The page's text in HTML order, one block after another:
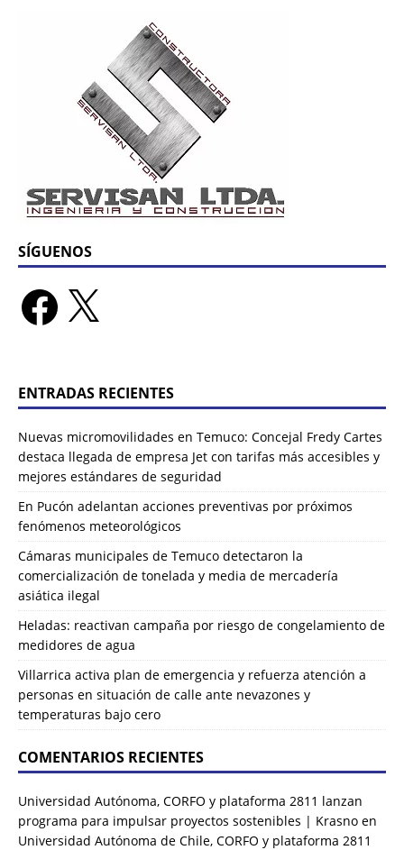
SÍGUENOS
ENTRADAS RECIENTES
Nuevas micromovilidades en Temuco: Concejal Fredy Cartes
destaca llegada de empresa Jet con tarifas más accesibles y
mejores estándares de seguridad
En Pucón adelantan acciones preventivas por próximos
fenómenos meteorológicos
Cámaras municipales de Temuco detectaron la
comercialización de tonelada y media de mercadería
asiática ilegal
Heladas: reactivan campaña por riesgo de congelamiento de
medidores de agua
Villarrica activa plan de emergencia y refuerza atención a
personas en situación de calle ante nevazones y
temperaturas bajo cero
COMENTARIOS RECIENTES
Universidad Autónoma, CORFO y plataforma 2811 lanzan
programa para impulsar proyectos sostenibles | Krasno en
Universidad Autónoma de Chile, CORFO y plataforma 2811